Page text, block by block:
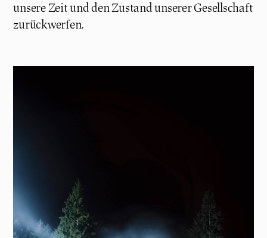
unsere Zeit und den Zustand unserer Gesellschaft
zurückwerfen.